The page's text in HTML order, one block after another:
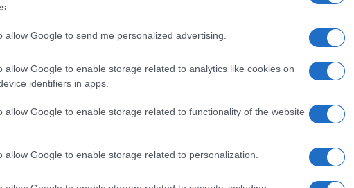
allow Google to send me personalized advertising.
allow Google to enable storage related to analytics like cookies on
identifiers in apps.
allow Google to enable storage related to functionality of the website
allow Google to enable storage related to personalization.
ανάταξη της ανισόρροπης αυτής ακαδημαϊκής ανάπτυξης, ο
εργαλεία, όπως το ΕΣΠΑ, η ενίσχυση γραφείων
καθηγητές και μην ξεχνάμε ότι πολλοί επιστήμονες
αναφέρθηκε στη σημασία των υποδομών για τις οποίες
ιδρύματα, αλλά και τις φοιτητικές εστίες, που
από την μόνιμη κατοικία τους.
είναι καλό να λέμε πως τα πανεπιστήμια δεν
να έχουν και υποδομές για να υποδεχτούν ένα φοιτητή,